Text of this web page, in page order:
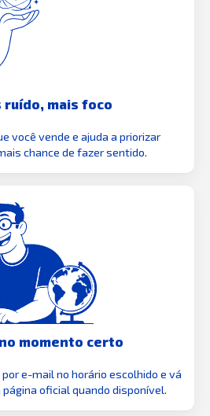
ruído, mais foco
você vende e ajuda a priorizar
chance de fazer sentido.
momento certo
e-mail no horário escolhido e vá
oficial quando disponível.